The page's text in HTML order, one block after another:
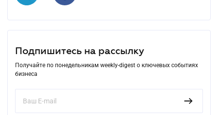
Подпишитесь на рассылку
Получайте по понедельникам weekly-digest о ключевых событиях
бизнеса